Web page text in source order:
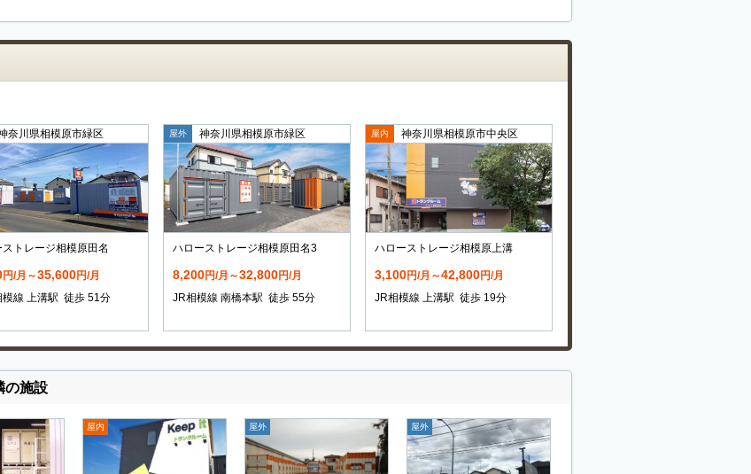
奈川県相模原市緑区
トレージ相模原田名
円/月～35,600円/月
模線 上溝駅 徒歩 51分
屋外 神奈川県相模原市緑区
ハローストレージ相模原田名3
8,200円/月～32,800円/月
JR相模線 南橋本駅 徒歩 55分
屋内 神奈川県相模原市中央区
ハローストレージ相模原上溝
3,100円/月～42,800円/月
JR相模線 上溝駅 徒歩 19分
の施設
屋内 屋外 屋外